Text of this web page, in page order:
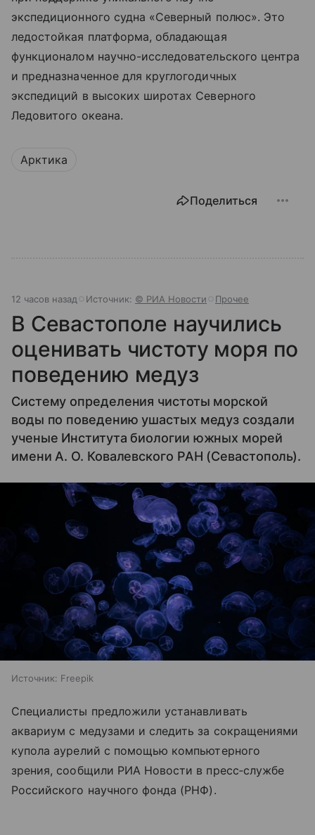
экспедиционного судна «Северный полюс». Это
ледостойкая платформа, обладающая
функционалом научно-исследовательского центра
и предназначенное для круглогодичных
экспедиций в высоких широтах Северного
Ледовитого океана.
Арктика
Поделиться
12 часов назад Источник: © РИА Новости Прочее
В Севастополе научились
оценивать чистоту моря по
поведению медуз
Систему определения чистоты морской
воды по поведению ушастых медуз создали
ученые Института биологии южных морей
имени А. О. Ковалевского РАН (Севастополь).
Источник: Freepik
Специалисты предложили устанавливать
аквариум с медузами и следить за сокращениями
купола аурелий с помощью компьютерного
зрения, сообщили РИА Новости в пресс‑службе
Российского научного фонда (РНФ).